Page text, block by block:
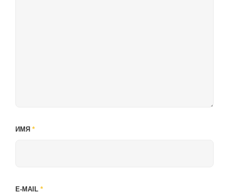
ИМЯ *
E-MAIL *